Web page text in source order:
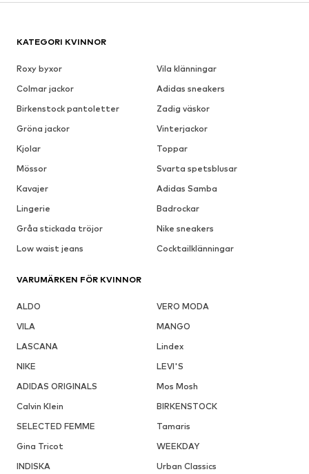
KATEGORI KVINNOR
Roxy byxor
Vila klänningar
Colmar jackor
Adidas sneakers
Birkenstock pantoletter
Zadig väskor
Gröna jackor
Vinterjackor
Kjolar
Toppar
Mössor
Svarta spetsblusar
Kavajer
Adidas Samba
Lingerie
Badrockar
Gråa stickada tröjor
Nike sneakers
Low waist jeans
Cocktailklänningar
VARUMÄRKEN FÖR KVINNOR
ALDO
VERO MODA
VILA
MANGO
LASCANA
Lindex
NIKE
LEVI'S
ADIDAS ORIGINALS
Mos Mosh
Calvin Klein
BIRKENSTOCK
SELECTED FEMME
Tamaris
Gina Tricot
WEEKDAY
INDISKA
Urban Classics